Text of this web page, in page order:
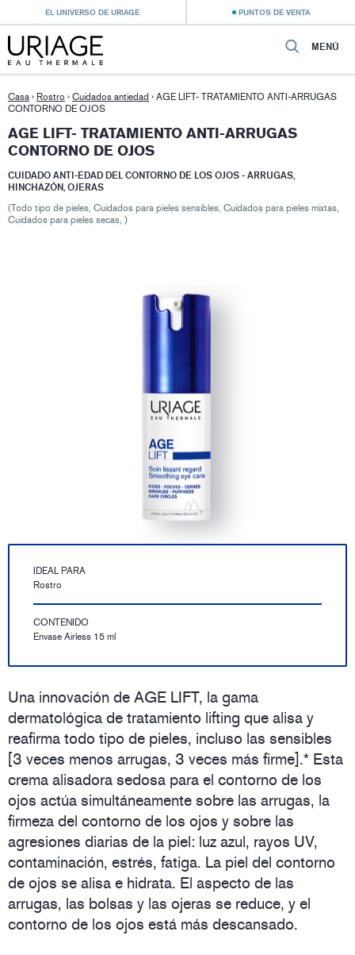
EL UNIVERSO DE URIAGE PUNTOS DE VENTA
MENÚ
Casa › Rostro › Cuidados antiedad › AGE LIFT- TRATAMIENTO ANTI-ARRUGAS
CONTORNO DE OJOS
AGE LIFT- TRATAMIENTO ANTI-ARRUGAS
CONTORNO DE OJOS
CUIDADO ANTI-EDAD DEL CONTORNO DE LOS OJOS - ARRUGAS,
HINCHAZÓN, OJERAS
(Todo tipo de pieles, Cuidados para pieles sensibles, Cuidados para pieles mixtas,
Cuidados para pieles secas, )
IDEAL PARA
Rostro
CONTENIDO
Envase Airless 15 ml
Una innovación de AGE LIFT, la gama
dermatológica de tratamiento lifting que alisa y
reafirma todo tipo de pieles, incluso las sensibles
[3 veces menos arrugas, 3 veces más firme].* Esta
crema alisadora sedosa para el contorno de los
ojos actúa simultáneamente sobre las arrugas, la
firmeza del contorno de los ojos y sobre las
agresiones diarias de la piel: luz azul, rayos UV,
contaminación, estrés, fatiga. La piel del contorno
de ojos se alisa e hidrata. El aspecto de las
arrugas, las bolsas y las ojeras se reduce, y el
contorno de los ojos está más descansado.